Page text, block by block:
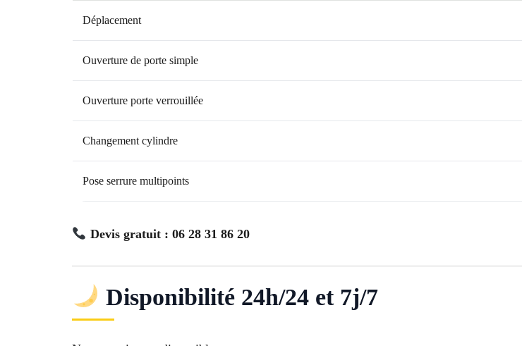
Déplacement
Ouverture de porte simple
Ouverture porte verrouillée
Changement cylindre
Pose serrure multipoints
Devis gratuit : 06 28 31 86 20
Disponibilité 24h/24 et 7j/7